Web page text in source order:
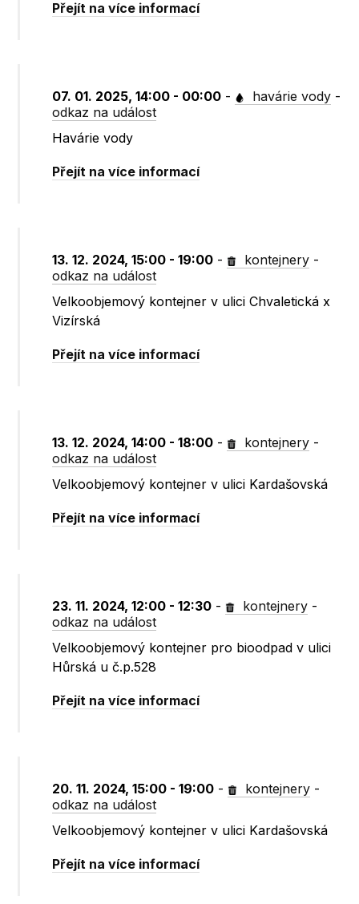
Přejít na více informací
07. 01. 2025, 14:00 - 00:00 - havárie vody -
odkaz na událost
Havárie vody
Přejít na více informací
13. 12. 2024, 15:00 - 19:00 - kontejnery -
odkaz na událost
Velkoobjemový kontejner v ulici Chvaletická x
Vizírská
Přejít na více informací
13. 12. 2024, 14:00 - 18:00 - kontejnery -
odkaz na událost
Velkoobjemový kontejner v ulici Kardašovská
Přejít na více informací
23. 11. 2024, 12:00 - 12:30 - kontejnery -
odkaz na událost
Velkoobjemový kontejner pro bioodpad v ulici
Hůrská u č.p.528
Přejít na více informací
20. 11. 2024, 15:00 - 19:00 - kontejnery -
odkaz na událost
Velkoobjemový kontejner v ulici Kardašovská
Přejít na více informací